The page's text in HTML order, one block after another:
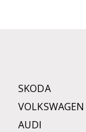
SKODA
VOLKSWAGEN
AUDI